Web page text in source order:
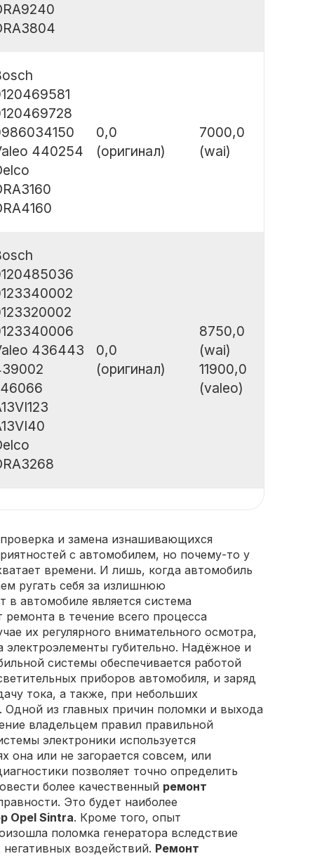
440254
0,0
(оригинал)
7000,0
(wai)
436443
0,0
(оригинал)
8750,0
(wai)
11900,0
(valeo)
и замена изнашивающихся
с автомобилем, но почему-то у
времени. И лишь, когда автомобиль
ругать себя за излишнюю
автомобиле является система
в течение всего процесса
их регулярного внимательного осмотра,
губительно. Надёжное и
системы обеспечивается работой
приборов автомобиля, и заряд
тока, а также, при небольших
Одной из главных причин поломки и выхода
владельцем правил правильной
электроники используется
она или не загорается совсем, или
позволяет точно определить
более качественный ремонт
Это будет наиболее
Opel Sintra. Кроме того, опыт
поломка генератора вследствие
воздействий. Ремонт